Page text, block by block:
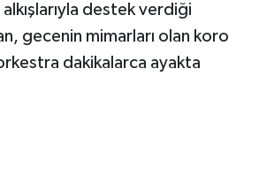
destek verdiği
gecenin mimarları olan koro
dakikalarca ayakta